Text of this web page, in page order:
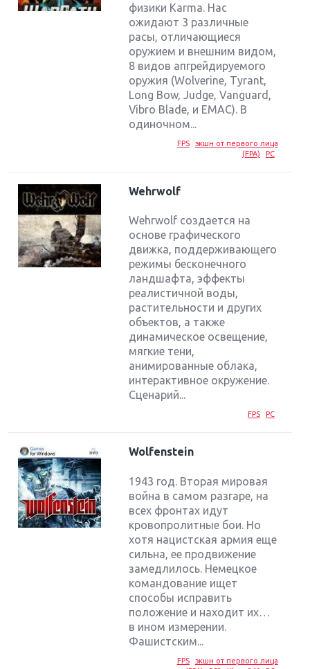
физики Karma. Нас
ожидают 3 различные
расы, отличающиеся
оружием и внешним видом,
8 видов апгрейдируемого
оружия (Wolverine, Tyrant,
Long Bow, Judge, Vanguard,
Vibro Blade, и EMAC). В
одиночном...
FPS
экшн от первого лица
(FPA)
PC
Wehrwolf
Wehrwolf создается на
основе графического
движка, поддерживающего
режимы бесконечного
ландшафта, эффекты
реалистичной воды,
растительности и других
объектов, а также
динамическое освещение,
мягкие тени,
анимированные облака,
интерактивное окружение.
Сценарий...
FPS PC
Wolfenstein
1943 год. Вторая мировая
война в самом разгаре, на
всех фронтах идут
кровопролитные бои. Но
хотя нацистская армия еще
сильна, ее продвижение
замедлилось. Немецкое
командование ищет
способы исправить
положение и находит их…
в ином измерении.
Фашистским...
FPS
экшн от первого лица